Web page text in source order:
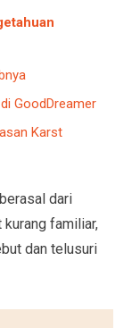
GoodDreamer
Karst
dari
familiar,
dan telusuri